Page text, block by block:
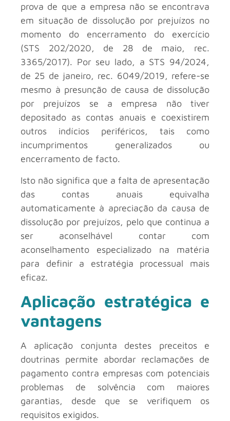
prova de que a empresa não se encontrava
em situação de dissolução por prejuízos no
momento do encerramento do exercício
(STS 202/2020, de 28 de maio, rec.
3365/2017). Por seu lado, a STS 94/2024,
de 25 de janeiro, rec. 6049/2019, refere-se
mesmo à presunção de causa de dissolução
por prejuízos se a empresa não tiver
depositado as contas anuais e coexistirem
outros indícios periféricos, tais como
incumprimentos generalizados ou
encerramento de facto.
Isto não significa que a falta de apresentação
das contas anuais equivalha
automaticamente à apreciação da causa de
dissolução por prejuízos, pelo que continua a
ser aconselhável contar com
aconselhamento especializado na matéria
para definir a estratégia processual mais
eficaz.
Aplicação estratégica e
vantagens
A aplicação conjunta destes preceitos e
doutrinas permite abordar reclamações de
pagamento contra empresas com potenciais
problemas de solvência com maiores
garantias, desde que se verifiquem os
requisitos exigidos.